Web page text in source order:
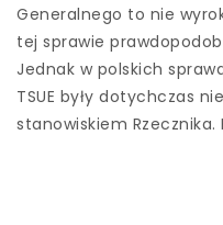
Generalnego to nie
tej sprawie
Jednak w polskich
TSUE były dotychczas
stanowiskiem